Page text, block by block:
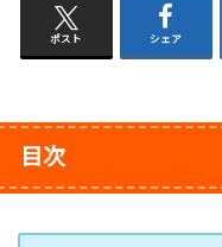
ポスト シェア
目次